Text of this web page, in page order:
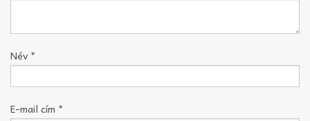
Név *
E-mail cím *